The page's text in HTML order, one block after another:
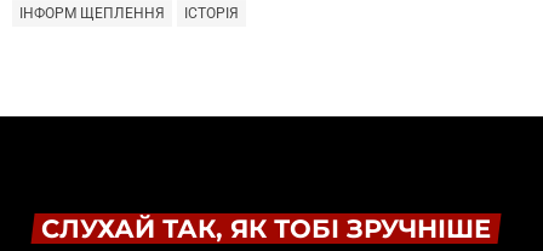
ІНФОРМ ЩЕПЛЕННЯ
ІСТОРІЯ
СЛУХАЙ ТАК, ЯК ТОБІ ЗРУЧНІШЕ